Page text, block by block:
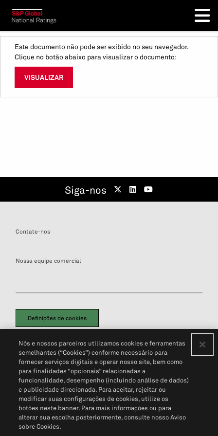
Este documento não pode ser exibido no seu navegador.
Clique no botão abaixo para visualizar o documento:
VISUALIZAR
Siga-nos
Contate-nos
Nossa equipe comercial
Definições de cookies
Política de PrivacidadePortal de privacidade do cliente (em inglês)
Não Venda Minhas Informações Pessoais© 2026 S&P Global
Nós e nossos parceiros utilizamos cookies e ferramentas
semelhantes (“Cookies”) conforme necessário para
fornecer serviços digitais e operar nosso site, bem como
para finalidades “opcionais” relacionadas a
funcionalidade, desempenho (incluindo análise de dados)
e publicidade direcionada. Para aceitar, rejeitar ou
modificar suas configurações de cookies, utilize os
botões neste banner. Para mais informações ou para
alterar sua escolha posteriormente, consulte nosso Aviso
sobre Cookies.